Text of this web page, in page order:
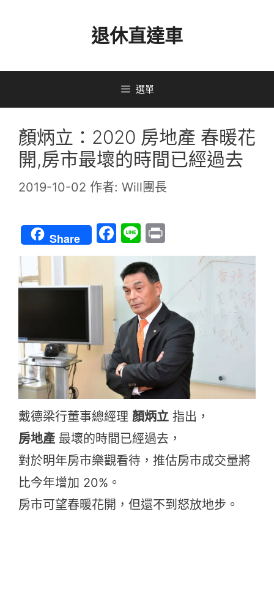
退休直達車
選單
顏炳立：2020 房地產 春暖花
開,房市最壞的時間已經過去
2019-10-02 作者: Will團長
Share
F
a
c
e
b
o
o
k
Li
n
e
in
戴德梁行董事總經理 顏炳立 指出，
房地產 最壞的時間已經過去，
對於明年房市樂觀看待，推估房市成交量將
比今年增加 20%。
房市可望春暖花開，但還不到怒放地步。